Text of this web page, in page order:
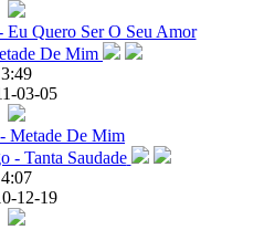
Eu Quero Ser O Seu Amor
3:49
03-05
- Metade De Mim
4:07
12-19